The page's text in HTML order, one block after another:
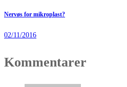
Nervøs for mikroplast?
02/11/2016
Kommentarer